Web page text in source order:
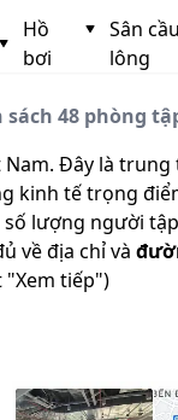
Hồ
bơi
Sân cầu
lông
sách 48 phòng
Đây là
kinh tế trọng
lượng người
về địa chỉ và
tiếp")